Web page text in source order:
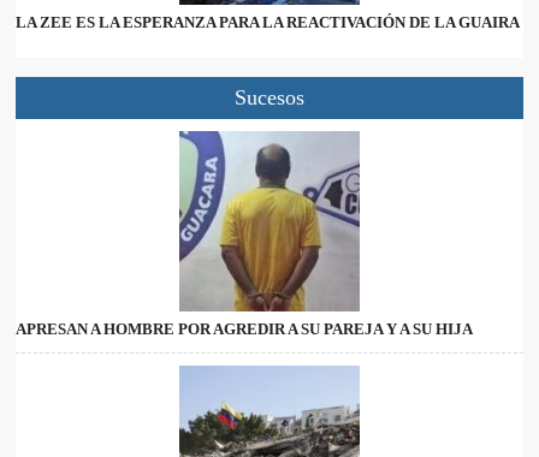
LA ZEE ES LA ESPERANZA PARA LA REACTIVACIÓN DE LA GUAIRA
Sucesos
APRESAN A HOMBRE POR AGREDIR A SU PAREJA Y A SU HIJA